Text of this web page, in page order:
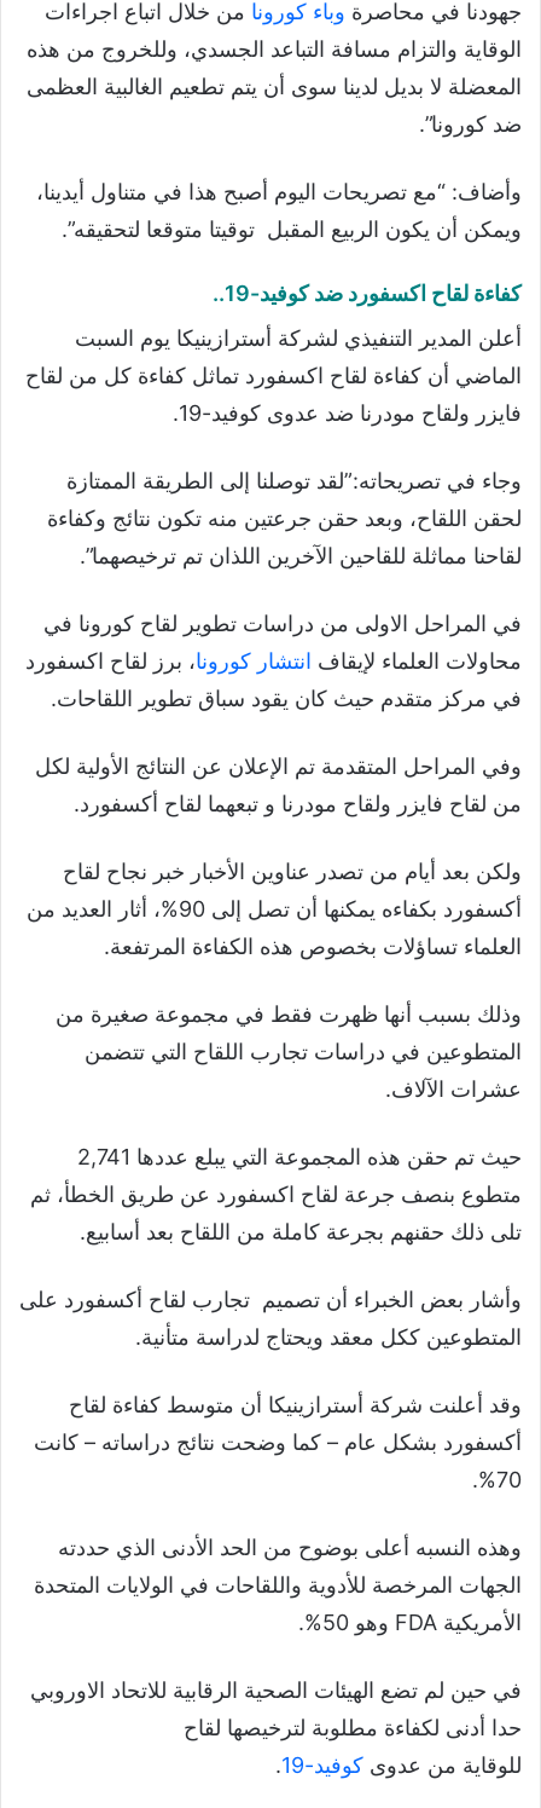
جهودنا في محاصرة وباء كورونا من خلال اتباع اجراءات
الوقاية والتزام مسافة التباعد الجسدي، وللخروج من هذه
المعضلة لا بديل لدينا سوى أن يتم تطعيم الغالبية العظمى
ضد كورونا”.
وأضاف: “مع تصريحات اليوم أصبح هذا في متناول أيدينا،
ويمكن أن يكون الربيع المقبل توقيتا متوقعا لتحقيقه”.
كفاءة لقاح اكسفورد ضد كوفيد-19..
أعلن المدير التنفيذي لشركة أسترازينيكا يوم السبت
الماضي أن كفاءة لقاح اكسفورد تماثل كفاءة كل من لقاح
فايزر ولقاح مودرنا ضد عدوى كوفيد-19.
وجاء في تصريحاته:”لقد توصلنا إلى الطريقة الممتازة
لحقن اللقاح، وبعد حقن جرعتين منه تكون نتائج وكفاءة
لقاحنا مماثلة للقاحين الآخرين اللذان تم ترخيصهما”.
في المراحل الاولى من دراسات تطوير لقاح كورونا في
محاولات العلماء لإيقاف انتشار كورونا، برز لقاح اكسفورد
في مركز متقدم حيث كان يقود سباق تطوير اللقاحات.
وفي المراحل المتقدمة تم الإعلان عن النتائج الأولية لكل
من لقاح فايزر ولقاح مودرنا و تبعهما لقاح أكسفورد.
ولكن بعد أيام من تصدر عناوين الأخبار خبر نجاح لقاح
أكسفورد بكفاءه يمكنها أن تصل إلى 90%، أثار العديد من
العلماء تساؤلات بخصوص هذه الكفاءة المرتفعة.
وذلك بسبب أنها ظهرت فقط في مجموعة صغيرة من
المتطوعين في دراسات تجارب اللقاح التي تتضمن
عشرات الآلاف.
حيث تم حقن هذه المجموعة التي يبلع عددها 2,741
متطوع بنصف جرعة لقاح اكسفورد عن طريق الخطأ، ثم
تلى ذلك حقنهم بجرعة كاملة من اللقاح بعد أسابيع.
وأشار بعض الخبراء أن تصميم تجارب لقاح أكسفورد على
المتطوعين ككل معقد ويحتاج لدراسة متأنية.
وقد أعلنت شركة أسترازينيكا أن متوسط كفاءة لقاح
أكسفورد بشكل عام – كما وضحت نتائج دراساته – كانت
70%.
وهذه النسبه أعلى بوضوح من الحد الأدنى الذي حددته
الجهات المرخصة للأدوية واللقاحات في الولايات المتحدة
الأمريكية FDA وهو 50%.
في حين لم تضع الهيئات الصحية الرقابية للاتحاد الاوروبي
حدا أدنى لكفاءة مطلوبة لترخيصها لقاح
للوقاية من عدوى كوفيد-19 .